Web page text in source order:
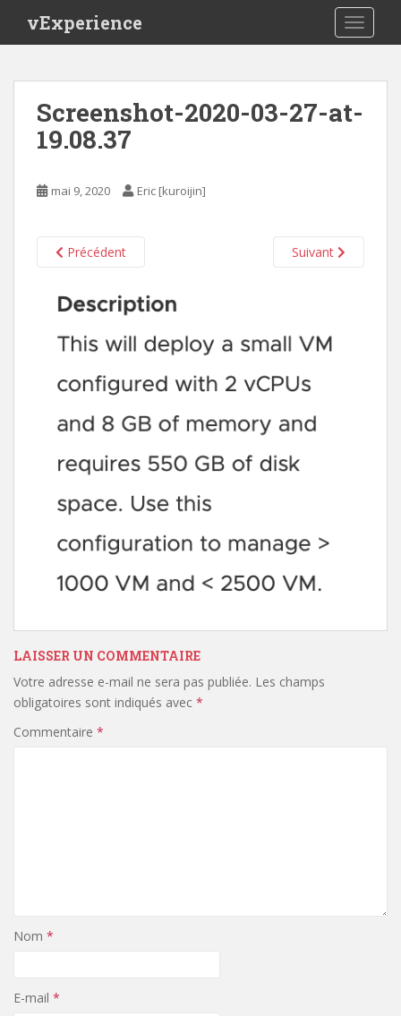
i
vExperience
Screenshot-2020-03-27-at-
19.08.37
mai 9, 2020 Eric [kuroijin]
Précédent Suivant
LAISSER UN COMMENTAIRE
Votre adresse e-mail ne sera pas publiée. Les champs
obligatoires sont indiqués avec *
Commentaire *
Nom *
E-mail *